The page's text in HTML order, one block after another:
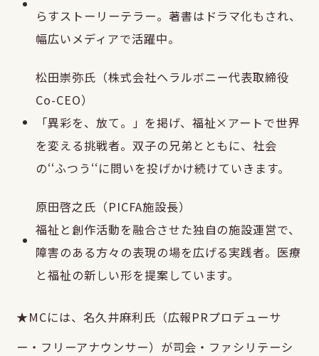
らすストーリーテラー。著書はドラマ化もされ、
幅広いメディアで活躍中。
松田崇弥氏（株式会社ヘラルボニー代表取締役
Co-CEO）
「異彩を、放て。」を掲げ、福祉×アートで世界
を変える挑戦者。双子の兄弟とともに、社会
の‘‘ふつう‘‘に問いを投げかけ続けていきます。
原田啓之氏（PICFA施設長）
福祉と創作活動を融合させた独自の施設運営で、
障害のある方々の表現の場を広げる実践者。医療
と福祉の新しい形を提案しています。
★MCには、名久井麻利氏（広報PRプロデューサ
ー・フリーアナウンサー）が司会・ファシリテーシ